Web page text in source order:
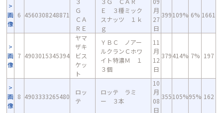
画
像
6 4560308248871
Ｇ
ＣＡ
ＲＥ
Ｅ ３種ミック
スナッツ １ｋ
ｇ
月
27
日
399109% 6% 1661
画
像
7 4903015345394
ヤマ
ザキ
ビス
ケッ
ト
ＹＢＣ ノアー
ルクランＣホワ
イト特濃Ｍ １
３個
11
月
12
日
379414% 7% 197
画
像
8 4903333265480
ロッ
テ
ロッテ ラミ
ー ３本
10
月
08
日
355105%95% 162